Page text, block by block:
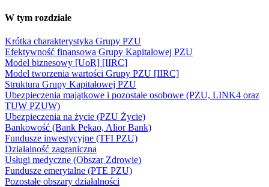
W tym rozdziale
Krótka charakterystyka Grupy PZU
Efektywność finansowa Grupy Kapitałowej PZU
Model biznesowy [UoR] [IIRC]
Model tworzenia wartości Grupy PZU [IIRC]
Struktura Grupy Kapitałowej PZU
Ubezpieczenia majątkowe i pozostałe osobowe (PZU, LINK4 oraz
TUW PZUW)
Ubezpieczenia na życie (PZU Życie)
Bankowość (Bank Pekao, Alior Bank)
Fundusze inwestycyjne (TFI PZU)
Działalność zagraniczna
Usługi medyczne (Obszar Zdrowie)
Fundusze emerytalne (PTE PZU)
Pozostałe obszary działalności